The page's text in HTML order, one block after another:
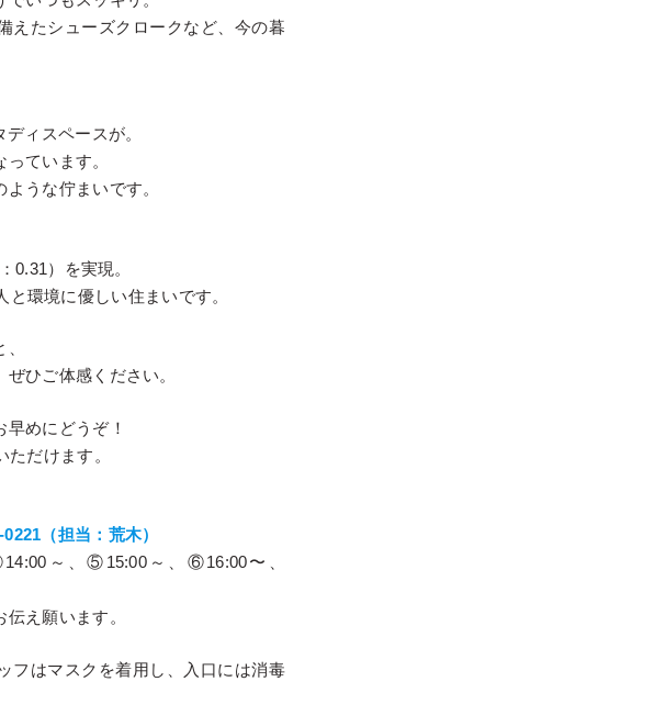
えたシューズクロークなど、今の暮
ィスペースが。
ています。
うな佇まいです。
0.31）を実現。
環境に優しい住まいです。
ひご体感ください。
めにどうぞ！
ただけます。
（担当：荒木）
～、⑤15:00～、⑥16:00〜、
え願います。
フはマスクを着用し、入口には消毒